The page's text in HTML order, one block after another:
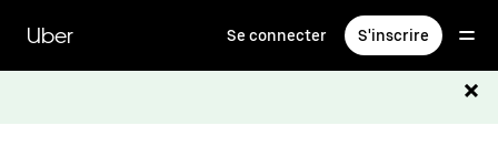
contenu
principal
Uber Se connecter S'inscrire